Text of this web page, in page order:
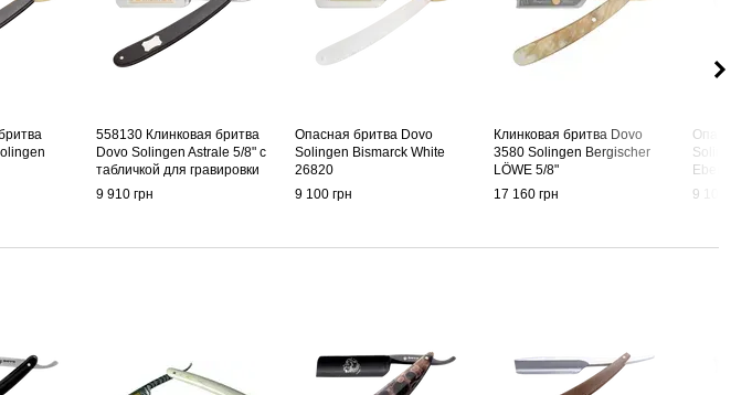
558130 Клинковая бритва
Dovo Solingen Astrale 5/8" с
табличкой для гравировки
9 910 грн
Опасная бритва Dovo
Solingen Bismarck White
26820
9 100 грн
Клинковая бритва Dovo
3580 Solingen Bergischer
LÖWE 5/8"
17 160 грн
Опасная
Solingen
Ebenholz
9 100 грн